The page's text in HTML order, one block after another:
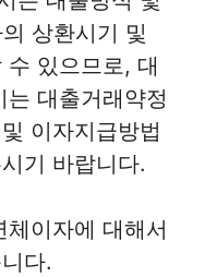
상환시기 및
수 있으므로, 대
대출거래약정
이자지급방법
기 바랍니다.
이자에 대해서
다.